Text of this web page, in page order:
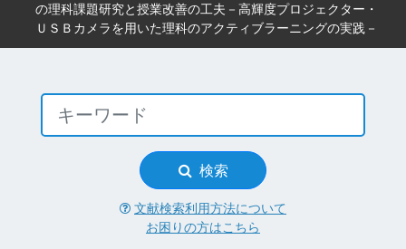
の理科課題研究と授業改善の工夫－高輝度プロジェクター・
ＵＳＢカメラを用いた理科のアクティブラーニングの実践－
検索
文献検索利用方法について
お困りの方はこちら